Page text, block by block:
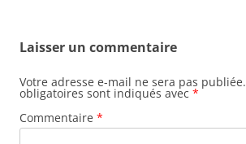
Laisser un commentaire
Votre adresse e-mail ne sera pas publiée.
obligatoires sont indiqués avec *
Commentaire *